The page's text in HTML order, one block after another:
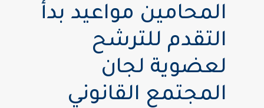
المحامين مواعيد بدأ
التقدم للترشح
لعضوية لجان
المجتمع القانوني